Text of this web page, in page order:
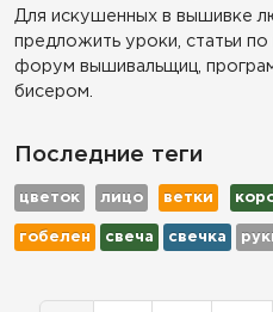
Для искушенных в вышивке
предложить уроки, статьи
форум вышивальщиц,
бисером.
Последние теги
цветок лицо ветки
гобелен свеча свечка